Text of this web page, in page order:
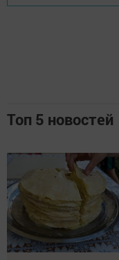
Топ 5 новостей